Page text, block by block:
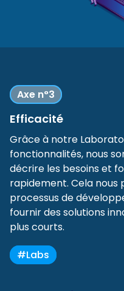
Axe n°3
Efficacité
Grâce à notre
fonctionnalités, nous
décrire les besoins et
rapidement. Cela
processus de
fournir des solutions
plus courts.
#Labs